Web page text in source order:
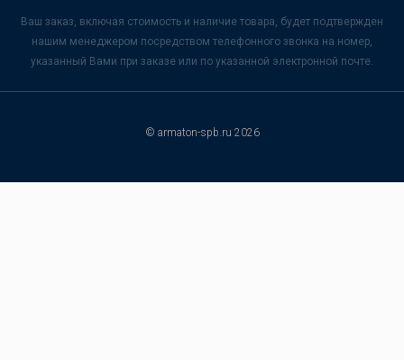
Ваш заказ, включая стоимость и наличие товара, будет подтвержден
нашим менеджером посредством телефонного звонка на номер,
указанный Вами при заказе или по указанной электронной почте.
© armaton-spb.ru 2026